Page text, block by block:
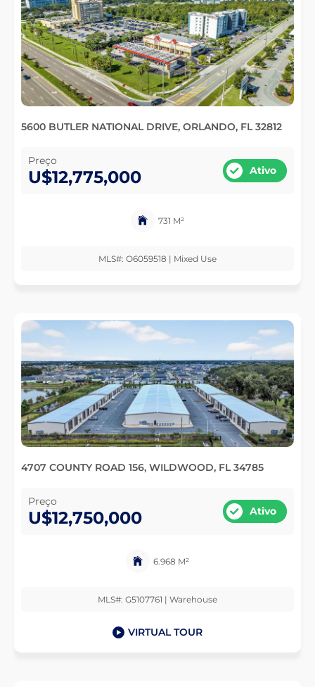
5600 BUTLER NATIONAL DRIVE, ORLANDO, FL 32812
Preço
U$12,775,000 Ativo
731 M²
MLS#: O6059518 | Mixed Use
4707 COUNTY ROAD 156, WILDWOOD, FL 34785
Preço
U$12,750,000 Ativo
6.968 M²
MLS#: G5107761 | Warehouse
VIRTUAL TOUR